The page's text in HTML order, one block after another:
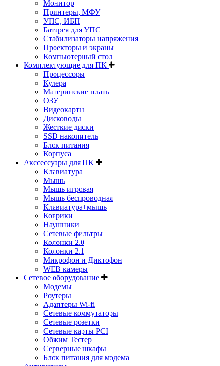
Монитор
Принтеры, МФУ
УПС, ИБП
Батарея для УПС
Стабилизаторы напряжения
Проекторы и экраны
Компьютерный стол
Комплектующие для ПК
Процессоры
Кулера
Материнские платы
ОЗУ
Видеокарты
Дисководы
Жесткие диски
SSD накопитель
Блок питания
Корпуса
Акссессуары для ПК
Клавиатура
Мышь
Мышь игровая
Мышь беспроводная
Клавиатура+мышь
Коврики
Наушники
Сетевые фильтры
Колонки 2.0
Колонки 2.1
Микрофон и Диктофон
WEB камеры
Сетевое оборудование
Модемы
Роутеры
Адаптеры Wi-fi
Сетевые коммутаторы
Сетевые розетки
Сетевые карты PCI
Обжим Тестер
Серверные шкафы
Блок питания для модема